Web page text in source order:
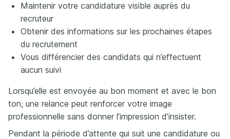
Maintenir votre candidature visible auprès du
recruteur
Obtenir des informations sur les prochaines étapes
du recrutement
Vous différencier des candidats qui n’effectuent
aucun suivi
Lorsqu’elle est envoyée au bon moment et avec le bon
ton, une relance peut renforcer votre image
professionnelle sans donner l’impression d’insister.
Pendant la période d’attente qui suit une candidature ou